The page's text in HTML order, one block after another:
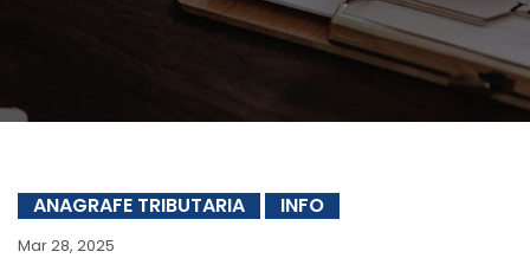
ANAGRAFE TRIBUTARIA INFO
Mar 28, 2025